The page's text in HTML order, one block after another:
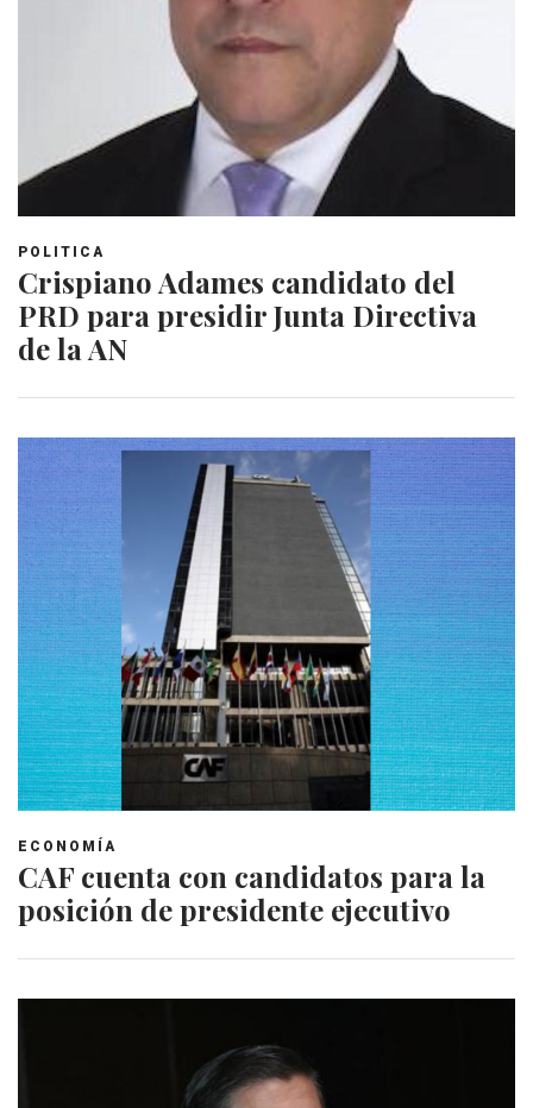
POLITICA
Crispiano Adames candidato del
PRD para presidir Junta Directiva
de la AN
ECONOMÍA
CAF cuenta con candidatos para la
posición de presidente ejecutivo